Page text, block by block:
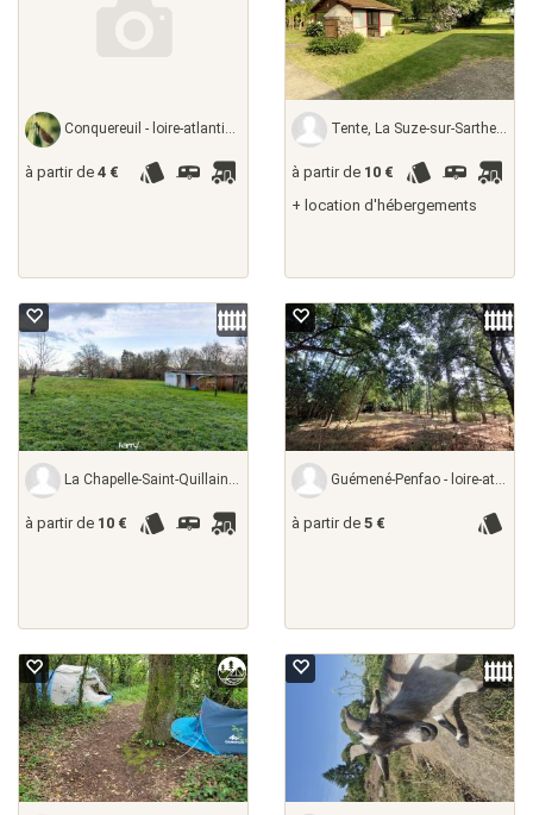
Conquereuil - loire-atlantique, France
à partir de 4 €
Tente, La Suze-sur-Sarthe - sarthe, France
à partir de 10 €
+ location d'hébergements
La Chapelle-Saint-Quillain - haute-saône,
à partir de 10 €
Guémené-Penfao - loire-atlantique,
à partir de 5 €